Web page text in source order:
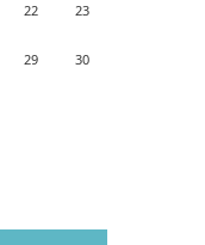
22 23
29 30